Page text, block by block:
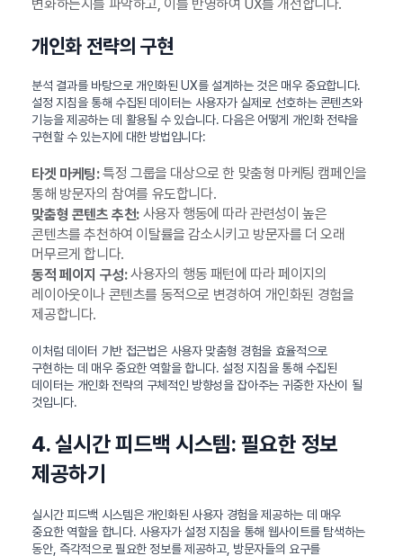
변화하는지를 파악하고, 이를 반영하여 UX를 개선합니다.
개인화 전략의 구현
분석 결과를 바탕으로 개인화된 UX를 설계하는 것은 매우 중요합니다.
설정 지침을 통해 수집된 데이터는 사용자가 실제로 선호하는 콘텐츠와
기능을 제공하는 데 활용될 수 있습니다. 다음은 어떻게 개인화 전략을
구현할 수 있는지에 대한 방법입니다:
타겟 마케팅:특정 그룹을 대상으로 한 맞춤형 마케팅 캠페인을
통해 방문자의 참여를 유도합니다.
맞춤형 콘텐츠 추천:사용자 행동에 따라 관련성이 높은
콘텐츠를 추천하여 이탈률을 감소시키고 방문자를 더 오래
머무르게 합니다.
동적 페이지 구성:사용자의 행동 패턴에 따라 페이지의
레이아웃이나 콘텐츠를 동적으로 변경하여 개인화된 경험을
제공합니다.
이처럼 데이터 기반 접근법은 사용자 맞춤형 경험을 효율적으로
구현하는 데 매우 중요한 역할을 합니다. 설정 지침을 통해 수집된
데이터는 개인화 전략의 구체적인 방향성을 잡아주는 귀중한 자산이 될
것입니다.
4. 실시간 피드백 시스템: 필요한 정보
제공하기
실시간 피드백 시스템은 개인화된 사용자 경험을 제공하는 데 매우
중요한 역할을 합니다. 사용자가 설정 지침을 통해 웹사이트를 탐색하는
동안, 즉각적으로 필요한 정보를 제공하고, 방문자들의 요구를